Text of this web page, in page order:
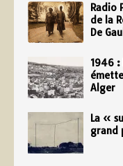
Radio
de la
De
1946 :
Alger
La «
grand